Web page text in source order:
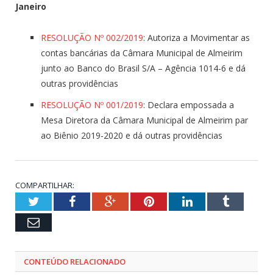
Janeiro
RESOLUÇÃO Nº 002/2019: Autoriza a Movimentar as
contas bancárias da Câmara Municipal de Almeirim
junto ao Banco do Brasil S/A – Agência 1014-6 e dá
outras providências
RESOLUÇÃO Nº 001/2019: Declara empossada a
Mesa Diretora da Câmara Municipal de Almeirim par
ao Biênio 2019-2020 e dá outras providências
COMPARTILHAR:
TwitterFacebookGoogle+PinterestLinkedInTumblr
Email
CONTEÚDO RELACIONADO